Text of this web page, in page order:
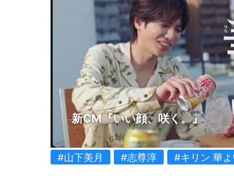
新CM『いい顔、咲く。』
#山下美月 #志尊淳 #キリン 華